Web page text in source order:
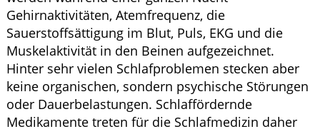
Gehirnaktivitäten, Atemfrequenz, die
Sauerstoffsättigung im Blut, Puls, EKG und die
Muskelaktivität in den Beinen aufgezeichnet.
Hinter sehr vielen Schlafproblemen stecken aber
keine organischen, sondern psychische Störungen
oder Dauerbelastungen. Schlaffördernde
Medikamente treten für die Schlafmedizin daher